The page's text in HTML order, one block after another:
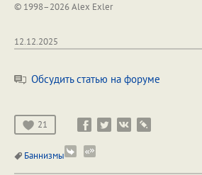
© 1998–2026 Alex Exler
12.12.2025
Обсудить статью на форуме
21
Баннизмы